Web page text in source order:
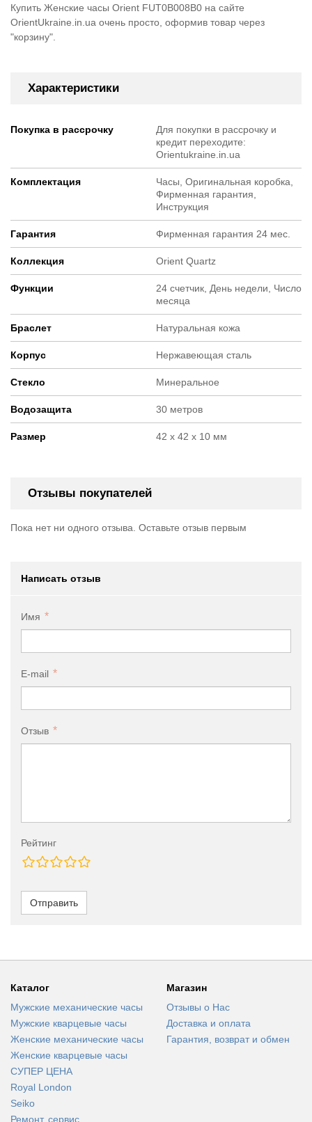
Купить Женские часы Orient FUT0B008B0 на сайте
OrientUkraine.in.ua очень просто, оформив товар через
"корзину".
Характеристики
Покупка в рассрочку
Для покупки в рассрочку и
кредит переходите:
Orientukraine.in.ua
Комплектация
Часы, Оригинальная коробка,
Фирменная гарантия,
Инструкция
Гарантия Фирменная гарантия 24 мес.
Коллекция Orient Quartz
Функции
24 счетчик, День недели, Число
месяца
Браслет Натуральная кожа
Корпус Нержавеющая сталь
Стекло Минеральное
Водозащита 30 метров
Размер 42 х 42 х 10 мм
Отзывы покупателей
Пока нет ни одного отзыва. Оставьте отзыв первым
Написать отзыв
Имя
E-mail
Отзыв
Рейтинг
Отправить
Каталог
Мужские механические часы
Мужские кварцевые часы
Женские механические часы
Женские кварцевые часы
СУПЕР ЦЕНА
Royal London
Seiko
Ремонт, сервис
Магазин
Отзывы о Нас
Доставка и оплата
Гарантия, возврат и обмен